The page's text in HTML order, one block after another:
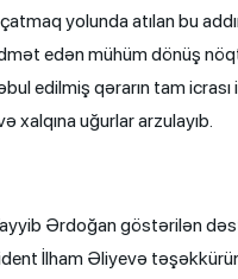
yolunda atılan bu
edən mühüm dönüş
edilmiş qərarın tam
xalqına uğurlar arzulayıb.
Ərdoğan göstərilən
İlham Əliyevə